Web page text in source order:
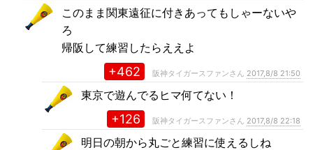
このまま関東遠征に付きあってもしゃーないや
ろ
帰阪して練習したらええよ
+462 阪神タイガースファンさん 2017,8/8 21:50
東京で遊んでるヒマ何てない！
+126 阪神タイガースファンさん 2017,8/8 22:18
明日の朝から丸ごと練習に使えるしね